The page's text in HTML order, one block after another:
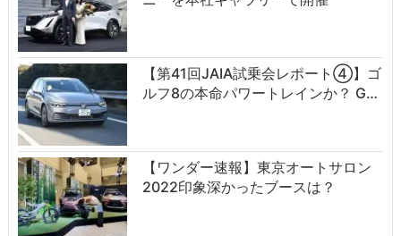
【第41回JAIA試乗会レポート④】ゴ
ルフ8の本命パワートレインか？ G…
【ワンダー速報】東京オートサロン
2022印象深かったブースは？